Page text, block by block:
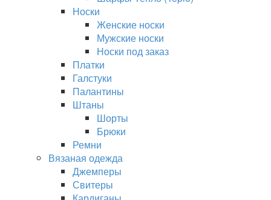
Носки
Женские носки
Мужские носки
Носки под заказ
Платки
Галстуки
Палантины
Штаны
Шорты
Брюки
Ремни
Вязаная одежда
Джемперы
Свитеры